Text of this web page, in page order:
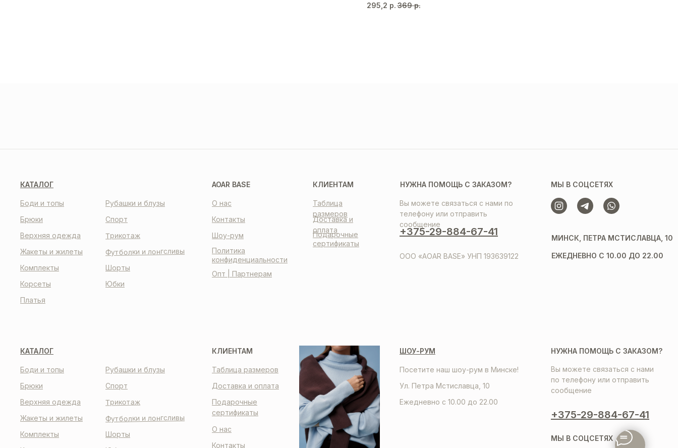
295,2 р. 369 р.
КАТАЛОГ КЛИЕНТАМ
Таблица
размеров
Доставка и
оплата
Подарочные
сертификаты
НУЖНА ПОМОЩЬ С ЗАКАЗОМ?
Вы можете связаться с нами по
телефону или отправить
сообщение
+375-29-884-67-41
ООО «AOAR BASE» УНП 193639122
МЫ В СОЦСЕТЯХ
МИНСК, ПЕТРА МСТИСЛАВЦА, 10
ЕЖЕДНЕВНО С 10.00 ДО 22.00
AOAR BASE
О нас
Контакты
Шоу-рум
Политика
конфиденциальности
Опт | Партнерам
Корсеты
Платья
Боди и топы
Комплекты Шорты
Спорт
Рубашки и блузы
Брюки
Жакеты и жилеты
Трикотаж
Футболки и лонгсливы
Верхняя одежда
Юбки
О нас
Контакты
КЛИЕНТАМ
Таблица размеров
Доставка и оплата
Подарочные
сертификаты
НУЖНА ПОМОЩЬ С ЗАКАЗОМ?
Вы можете связаться с нами
по телефону или отправить
сообщение
+375-29-884-67-41
МЫ В СОЦСЕТЯХ
КАТАЛОГ ШОУ-РУМ
Ул. Петра Мстиславца, 10
Ежедневно с 10.00 до 22.00
Посетите наш шоу-рум в Минске!
Боди и топы
Комплекты Шорты
Спорт
Рубашки и блузы
Брюки
Жакеты и жилеты
Трикотаж
Футболки и лонгсливы
Верхняя одежда